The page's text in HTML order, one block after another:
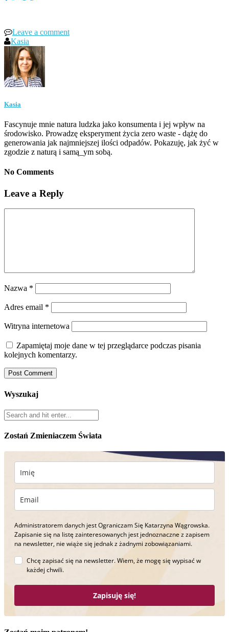
Leave a comment
Kasia
Kasia
Fascynuje mnie natura ludzka jako konsumenta i jej wpływ na
środowisko. Prowadzę eksperyment życia zero waste - dążę do
generowania jak najmniejszej ilości odpadów. Pokazuję, jak żyć w
zgodzie z naturą i samą_ym sobą.
No Comments
Leave a Reply
Nazwa *
Adres email *
Witryna internetowa
Zapamiętaj moje dane w tej przeglądarce podczas pisania
kolejnych komentarzy.
Wyszukaj
Zostań Zmieniaczem Świata
Administratorem danych jest Ograniczam Się Katarzyna Wągrowska.
Zapisanie się na listę zainteresowanych jest jednoznaczne z zapisem
na newsletter, nie wiąże się jednak z żadnymi zobowiązaniami.
Chcę zapisać się na newsletter. Wiem, że mogę się wypisać w
każdej chwili.
Zapisuję się!